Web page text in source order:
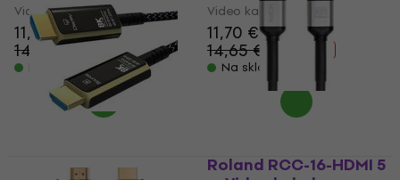
Video kabel
11,70 €
14,65 €
- 20 %
Na skladištu
Video kabel
11,70 €
14,65 €
Na skladištu
Roland RCC-16-HDMI 5